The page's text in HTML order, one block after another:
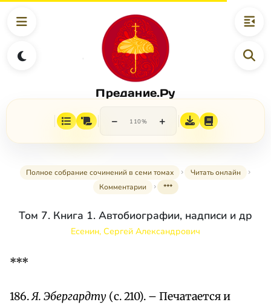
Предание.Ру
− 110% +
Полное собрание сочинений в семи томах
Читать онлайн
Комментарии
***
Том 7. Книга 1. Автобиографии, надписи и др
Есенин, Сергей Александрович
***
186.Я. Эбергардту (с. 210). – Печатается и